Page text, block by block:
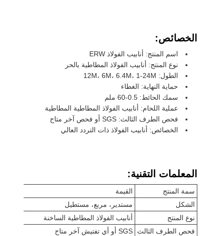
الخصائص:
اسم المنتج: أنابيب الفولاذ ERW
نوع المنتج: أنابيب الفولاذ المطاطية بالحر
الطول: 12M، 6M، 6.4M، 1-24M
حماية النهاية: الغطاء
سمك الحائط: 0.5-60 ملم
عملية اللحام: أنابيب الفولاذ المطاطية المطاطية
فحص الطرف الثالث: SGS أو فحص آخر متاح
الخصائص: أنابيب الفولاذ ذات التردد العالي
المعلمات التقنية:
سمة المنتج
القيمة
الشكل
مستدير، مربع، مستطيل
نوع المنتج
أنابيب الفولاذ المطاطية الساخنة
فحص الطرف الثالث
SGS أو أي تفتيش آخر متاح